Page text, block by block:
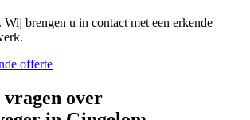
brengen u in contact met een erkende
offerte
vragen over